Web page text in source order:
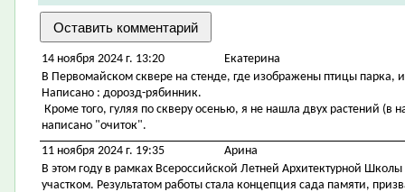
14 ноября 2024 г. 13:20
Екатерина
В Первомайском сквере на стенде, где изображены птицы парка,
Написано : дорозд-рябинник.
Кроме того, гуляя по скверу осенью, я не нашла двух растений (в
написано "очиток".
11 ноября 2024 г. 19:35
Арина
В этом году в рамках Всероссийской Летней Архитектурной
участком. Результатом работы стала концепция сада памяти,